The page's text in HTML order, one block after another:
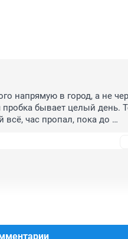
напрямую в город, а не
пробка бывает целый день.
всё, час пропал, пока до